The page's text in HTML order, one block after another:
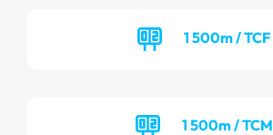
1 500m / TCF
1 500m / TCM